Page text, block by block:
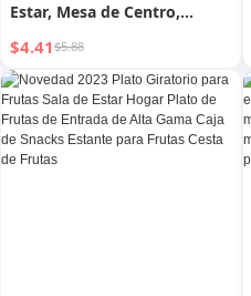
Estar, Mesa de Centro,
Hogar, Bandeja de Fruta
Seca, Lujo Accesible, Plato
Creativo para Frutos Secos,
Caja de Fruta Seca, Plato de
Snacks, Caja de
$4.41$5.88